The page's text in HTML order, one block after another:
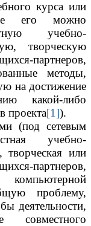
курса или
его можно
учебно-
творческую
партнеров,
методы,
на достижение
какой-либо
проекта[1]).
(под сетевым
учебно-
творческая или
партнеров,
проблему,
деятельности,
совместного